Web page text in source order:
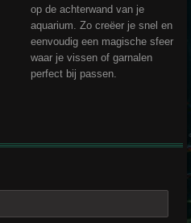
op de achterwand van je
aquarium. Zo creëer je snel en
eenvoudig een magische sfeer
waar je vissen of garnalen
perfect bij passen.